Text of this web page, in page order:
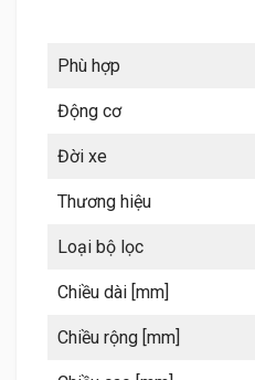
Phù hợp
Động cơ
Đời xe
Thương hiệu
Loại bộ lọc
Chiều dài [mm]
Chiều rộng [mm]